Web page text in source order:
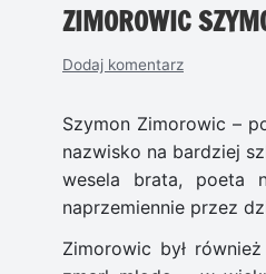
ZIMOROWIC
Dodaj komentarz
Szymon Zimorowic –
nazwisko na bardziej
wesela brata, poeta
naprzemiennie przez
Zimorowic był